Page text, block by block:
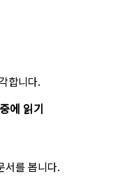
합니다.
에 읽기
서를 봅니다.